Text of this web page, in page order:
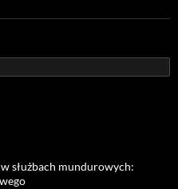
służbach mundurowych: